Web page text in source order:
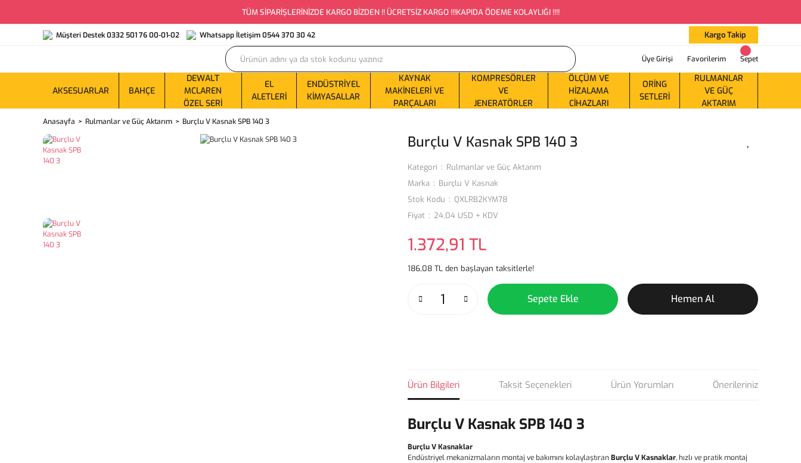
TÜM SİPARİŞLERİNİZDE KARGO BİZDEN !! ÜCRETSİZ KARGO !!!KAPIDA ÖDEME KOLAYLIĞI !!!!
Müşteri Destek 0332 501 76 00-01-02 Whatsapp İletişim 0544 370 30 42 Kargo Takip
Üye Girişi Favorilerim Sepet
AKSESUARLAR BAHÇE
DEWALT
MCLAREN
ÖZEL SERI
EL
ALETLERI
ENDÜSTRIYEL
KIMYASALLAR
KAYNAK
MAKINELERI VE
PARÇALARI
KOMPRESÖRLER
VE
JENERATÖRLER
ÖLÇÜM VE
HIZALAMA
CIHAZLARI
ORING
SETLERI
RULMANLAR
VE GÜÇ
AKTARIM
Anasayfa Rulmanlar ve Güç Aktarım Burçlu V Kasnak SPB 140 3
Burçlu V Kasnak SPB 140 3
Kategori
Rulmanlar ve Güç Aktarım
Marka
Burçlu V Kasnak
Stok Kodu
QXLRB2KYM78
Fiyat
24,04 USD + KDV
1.372,91 TL
186,08 TL den başlayan taksitlerle!
Sepete Ekle Hemen Al
Ürün Bilgileri Taksit Seçenekleri Ürün Yorumları Önerileriniz
Burçlu V Kasnak SPB 140 3
Burçlu V Kasnaklar
Endüstriyel mekanizmaların montaj ve bakımını kolaylaştıranBurçlu V Kasnaklar, hızlı ve pratik montaj